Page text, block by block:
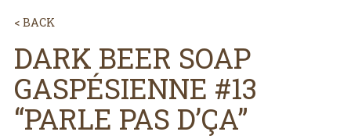
< BACK
DARK BEER SOAP
GASPÉSIENNE #13
“PARLE PAS D’ÇA”